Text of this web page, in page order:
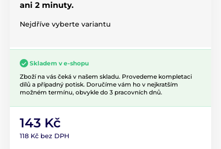
ani 2 minuty.
Nejdříve vyberte variantu
Skladem v e-shopu
Zboží na vás čeká v našem skladu. Provedeme kompletaci
dílů a případný potisk. Doručíme vám ho v nejkratším
možném termínu, obvykle do 3 pracovních dnů.
143 Kč
118 Kč bez DPH